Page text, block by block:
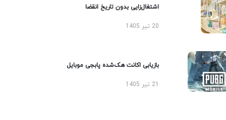
اشتغال‌زایی بدون تاریخ انقضا
20 تیر 1405
بازیابی اکانت هک‌شده پابجی موبایل